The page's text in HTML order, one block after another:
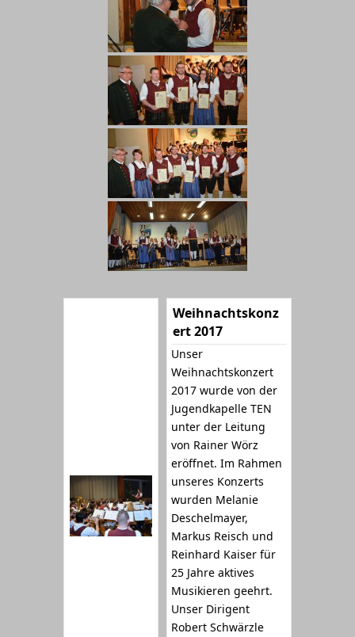
Weihnachtskonz
ert 2017
Unser
Weihnachtskonzert
2017 wurde von der
Jugendkapelle TEN
unter der Leitung
von Rainer Wörz
eröffnet. Im Rahmen
unseres Konzerts
wurden Melanie
Deschelmayer,
Markus Reisch und
Reinhard Kaiser für
25 Jahre aktives
Musikieren geehrt.
Unser Dirigent
Robert Schwärzle